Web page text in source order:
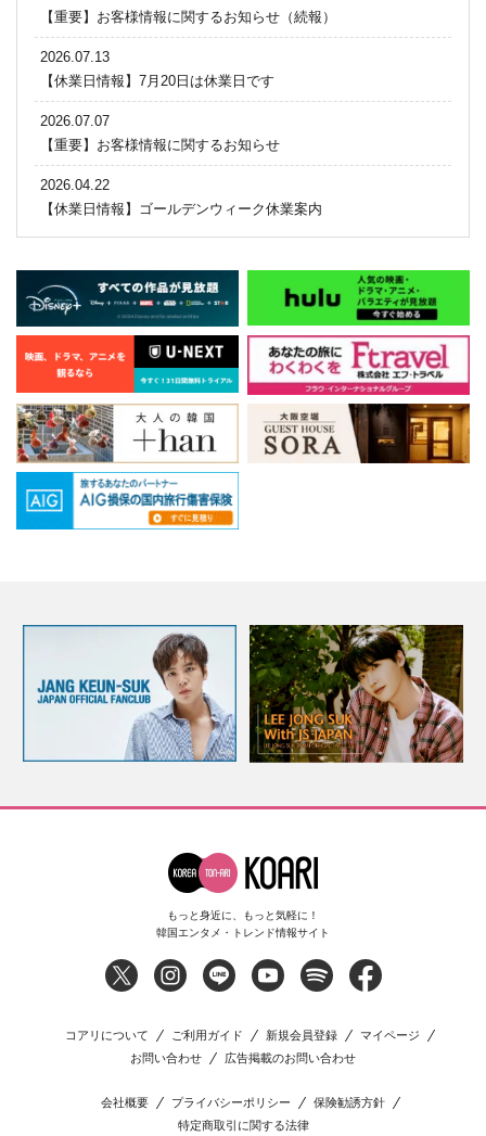
【重要】お客様情報に関するお知らせ（続報）
2026.07.13
【休業日情報】7月20日は休業日です
2026.07.07
【重要】お客様情報に関するお知らせ
2026.04.22
【休業日情報】ゴールデンウィーク休業案内
もっと身近に、もっと気軽に！
韓国エンタメ・トレンド情報サイト
コアリについて ご利用ガイド 新規会員登録
マイページ
お問い合わせ
広告掲載のお問い合わせ
会社概要 プライバシーポリシー
保険勧誘方針
特定商取引に関する法律